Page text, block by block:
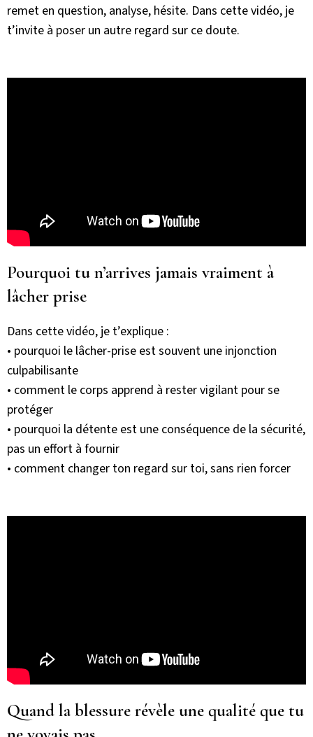
remet en question, analyse, hésite. Dans cette vidéo, je
t’invite à poser un autre regard sur ce doute.
Pourquoi tu n’arrives jamais vraiment à
lâcher prise
Dans cette vidéo, je t’explique :
• pourquoi le lâcher-prise est souvent une injonction
culpabilisante
• comment le corps apprend à rester vigilant pour se
protéger
• pourquoi la détente est une conséquence de la sécurité,
pas un effort à fournir
• comment changer ton regard sur toi, sans rien forcer
Quand la blessure révèle une qualité que tu